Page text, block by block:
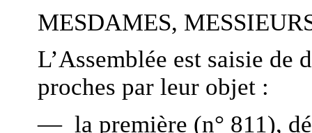
MESDAMES,
L’Assemblée est saisie
proches par leur objet :
— la première (n° 811),